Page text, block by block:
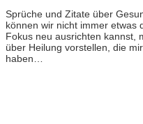
Sprüche und Zitate über
können wir nicht immer etwas
Fokus neu ausrichten kannst,
über Heilung vorstellen, die
haben…